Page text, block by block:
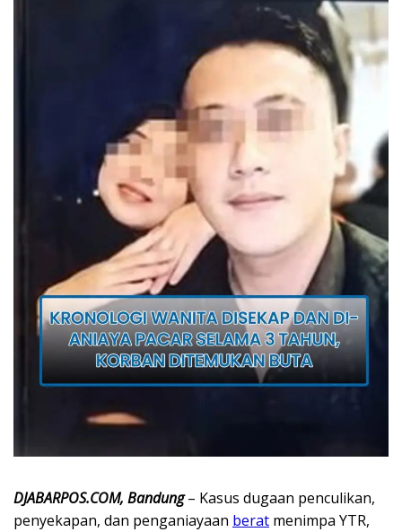
DJABARPOS.COM, Bandung– Kasus dugaan penculikan,
penyekapan, dan penganiayaan berat menimpa YTR,